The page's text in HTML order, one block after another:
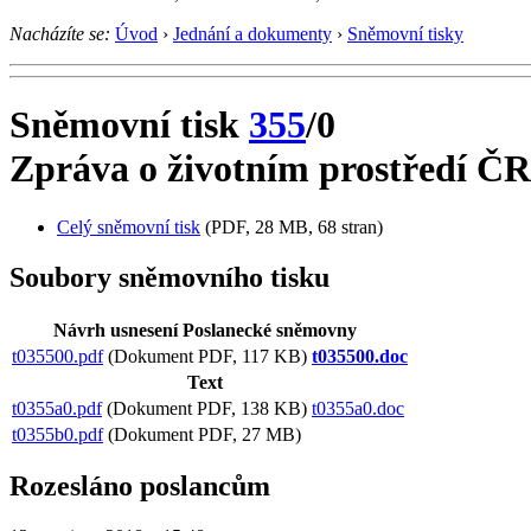
Nacházíte se: Úvod › Jednání a dokumenty › Sněmovní tisky
Sněmovní tisk 355/0
Zpráva o životním prostředí
Celý sněmovní tisk (PDF, 28 MB, 68 stran)
Soubory sněmovního tisku
Návrh usnesení Poslanecké sněmovny
t035500.pdf(Dokument PDF, 117 KB) t035500.doc
Text
t0355a0.pdf(Dokument PDF, 138 KB) t0355a0.doc
t0355b0.pdf(Dokument PDF, 27 MB)
Rozesláno poslancům